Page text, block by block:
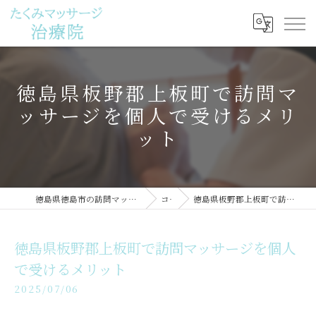
徳島県板野郡上板町で訪問マ
ッサージを個人で受けるメリ
ット
徳島県徳島市の訪問マッサージならたくみマッサージ治療院 コラム 徳島県板野郡上板町で訪問マッサージを個人で受けるメリット
徳島県板野郡上板町で訪問マッサージを個人
で受けるメリット
2025/07/06